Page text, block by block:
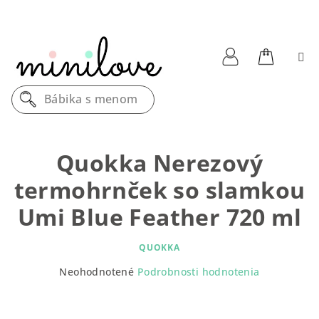
Bábika s menom
Quokka Nerezový
termohrnček so slamkou
Umi Blue Feather 720 ml
QUOKKA
Neohodnotené Podrobnosti hodnotenia